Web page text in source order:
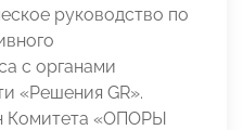
руководство по
с органами
«Решения GR».
Комитета «ОПОРЫ